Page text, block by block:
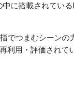
に搭載されている
でつまむシーンの
用・評価されて